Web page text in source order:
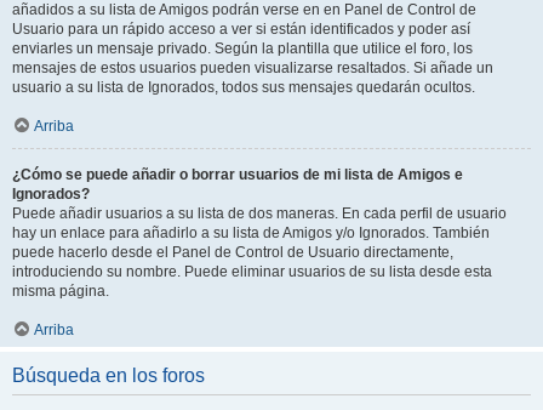
añadidos a su lista de Amigos podrán verse en en Panel de Control de
Usuario para un rápido acceso a ver si están identificados y poder así
enviarles un mensaje privado. Según la plantilla que utilice el foro, los
mensajes de estos usuarios pueden visualizarse resaltados. Si añade un
usuario a su lista de Ignorados, todos sus mensajes quedarán ocultos.
Arriba
¿Cómo se puede añadir o borrar usuarios de mi lista de Amigos e
Ignorados?
Puede añadir usuarios a su lista de dos maneras. En cada perfil de usuario
hay un enlace para añadirlo a su lista de Amigos y/o Ignorados. También
puede hacerlo desde el Panel de Control de Usuario directamente,
introduciendo su nombre. Puede eliminar usuarios de su lista desde esta
misma página.
Arriba
Búsqueda en los foros